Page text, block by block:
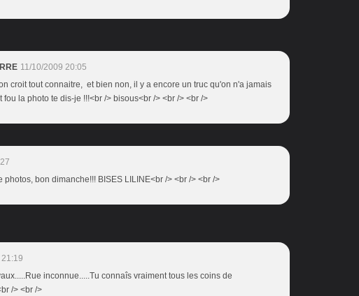
11/10/2009 20:05
croit tout connaitre, et bien non, il y a encore un truc qu'on n'a jamais
fou la photo te dis-je !!!<br /> bisous<br /> <br /> <br />
photos, bon dimanche!!! BISES LILINE<br /> <br /> <br />
inconnue.....Tu connaîs vraiment tous les coins de
/> <br />